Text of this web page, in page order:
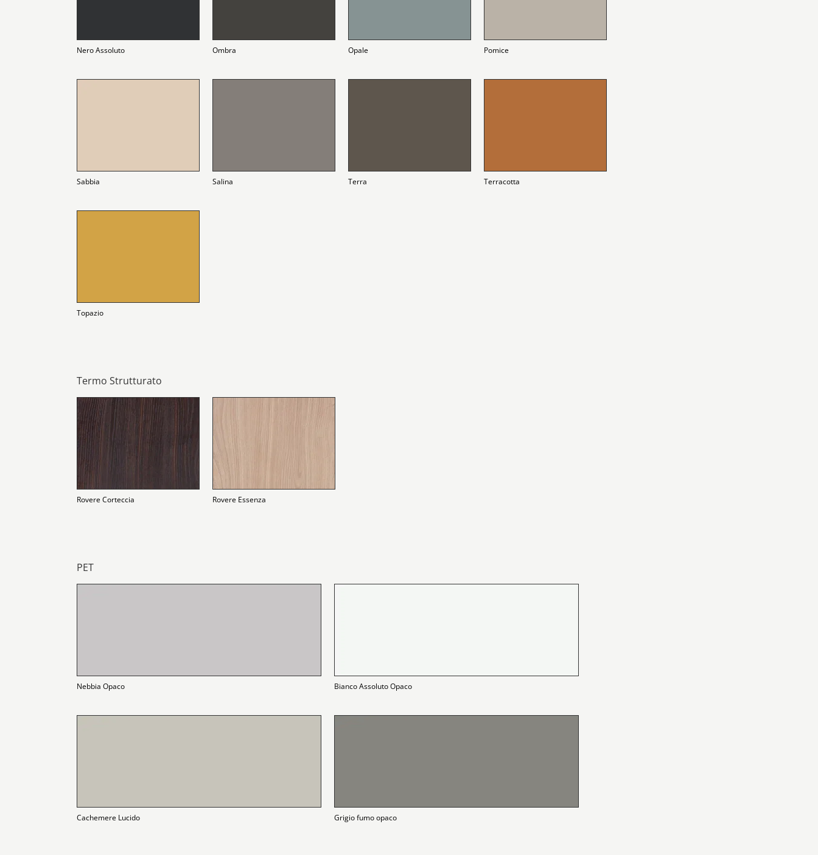
Nero Assoluto Ombra Opale Pomice
Sabbia Salina Terra Terracotta
Topazio
Termo Strutturato
Rovere Corteccia Rovere Essenza
PET
Nebbia Opaco Bianco Assoluto Opaco
Cachemere Lucido Grigio fumo opaco